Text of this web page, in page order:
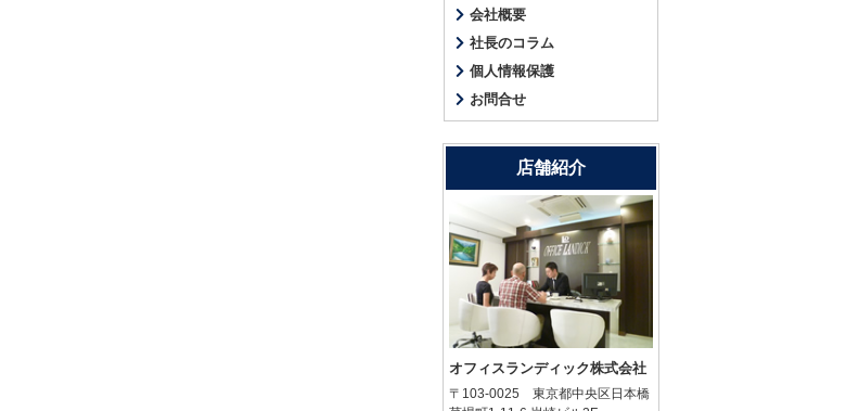
会社概要
社長のコラム
個人情報保護
お問合せ
店舗紹介
オフィスランディック株式会社
〒103-0025 東京都中央区日本橋